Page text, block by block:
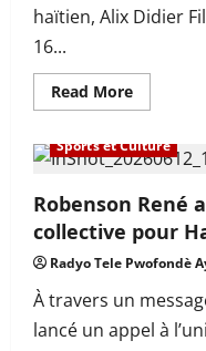
haïtien, Alix Didier
16...
Read MoreRead
more
Secrétaire
général
l’ONU
en
visite
officielle
en
Sports et Culture
Robenson René
collective pour
Radyo Tele Pwofondè
À travers un
lancé un appel à